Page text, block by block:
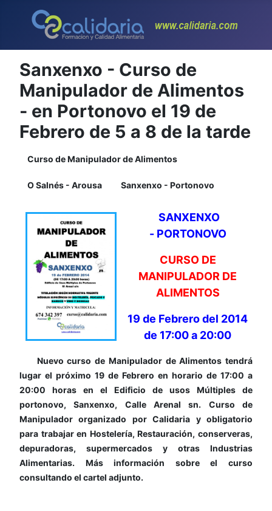
Sanxenxo - Curso de
Manipulador de Alimentos
- en Portonovo el 19 de
Febrero de 5 a 8 de la tarde
Curso de Manipulador de Alimentos
O Salnés - Arousa Sanxenxo - Portonovo
SANXENXO
- PORTONOVO
CURSO DE
MANIPULADOR DE
ALIMENTOS
19 de Febrero del 2014
de 17:00 a 20:00
Nuevo curso de Manipulador de Alimentos tendrá
lugar el próximo 19 de Febrero en horario de 17:00 a
20:00 horas en el Edificio de usos Múltiples de
portonovo, Sanxenxo, Calle Arenal sn. Curso de
Manipulador organizado por Calidaria y obligatorio
para trabajar en Hostelería, Restauración, conserveras,
depuradoras, supermercados y otras Industrias
Alimentarias. Más información sobre el curso
consultando el cartel adjunto.